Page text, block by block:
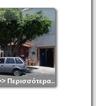
Περισσότερα...